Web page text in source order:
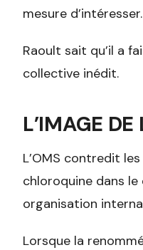
mesure d’intéresser.
Raoult sait qu’il a
collective inédit.
L’IMAGE
L’OMS contredit
chloroquine dans
organisation
Lorsque la